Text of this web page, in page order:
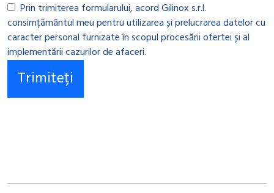
Prin trimiterea formularului, acord Gilinox s.r.l.
consimțământul meu pentru utilizarea și prelucrarea datelor cu
caracter personal furnizate în scopul procesării ofertei și al
implementării cazurilor de afaceri.